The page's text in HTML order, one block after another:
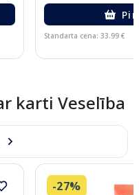
Standarta cena: 33.99 €
karti Veselība
-27%